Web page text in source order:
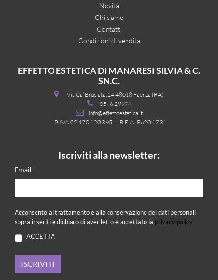
Novità
Chi siamo
Contatti
Condizioni di vendita
EFFETTO ESTETICA DI MANARESI SILVIA & C.
SN.C.
Via Ca’ Bruciata, 24 48018 Faenza (RA)
0546 29974
info@effettoestetica.it
P.IVA 02470420395 – R.E.A. Ra204731
Iscriviti alla newsletter:
Email *
Acconsento al trattamento e alla conservazione dei dati personali
sopra inseriti e dichiaro di aver letto e accettato la privacy policy
ACCETTA